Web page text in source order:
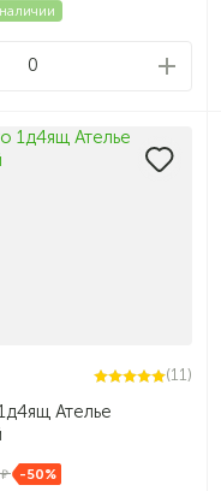
0
(11)
Ателье
-50%